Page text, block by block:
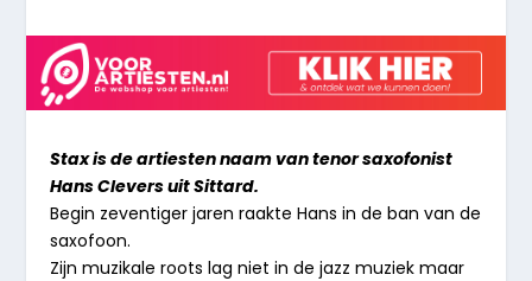
Stax is de artiesten naam van tenor saxofonist
Hans Clevers uit Sittard.
Begin zeventiger jaren raakte Hans in de ban van de
saxofoon.
Zijn muzikale roots lag niet in de jazz muziek maar